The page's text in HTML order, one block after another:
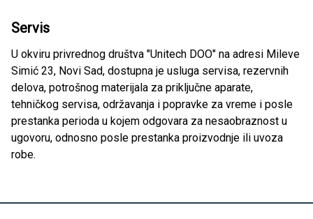
Servis
U okviru privrednog društva "Unitech DOO" na adresi Mileve
Simić 23, Novi Sad, dostupna je usluga servisa, rezervnih
delova, potrošnog materijala za priključne aparate,
tehničkog servisa, održavanja i popravke za vreme i posle
prestanka perioda u kojem odgovara za nesaobraznost u
ugovoru, odnosno posle prestanka proizvodnje ili uvoza
robe.